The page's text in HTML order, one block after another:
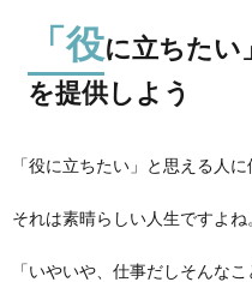
「役に立ちたい
を提供しよう
「役に立ちたい」と思える人
それは素晴らしい人生ですよね
「いやいや、仕事だしそんな